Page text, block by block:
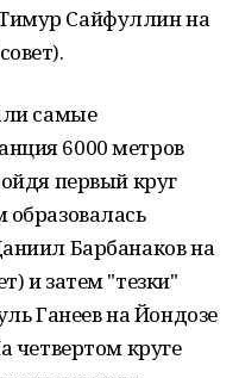
Сайфуллин на
самые
6000 метров
первый круг
Барбанаков на
и затем "тезки"
Ганеев на Йондозе
четвертом круге